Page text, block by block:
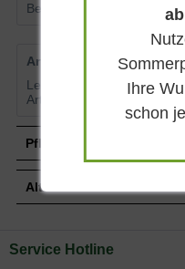
Bewertungen lesen,
Artikelfragen
0
Lesen Sie von weiteren
Artikel
Pflegehinweise
Pflanz- und
Alternative Pflanzen
Sie suchen eine
Ihre
schon
Service Hotline